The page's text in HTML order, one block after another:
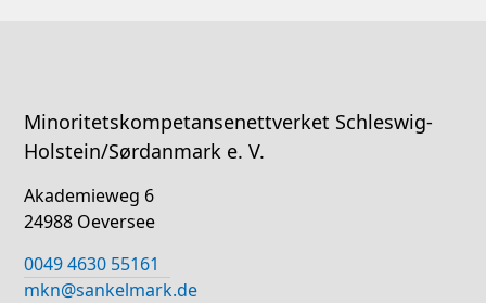
Minoritetskompetansenettverket Schleswig-
Holstein/Sørdanmark e. V.
Akademieweg 6
24988 Oeversee
0049 4630 55161
mkn@sankelmark.de